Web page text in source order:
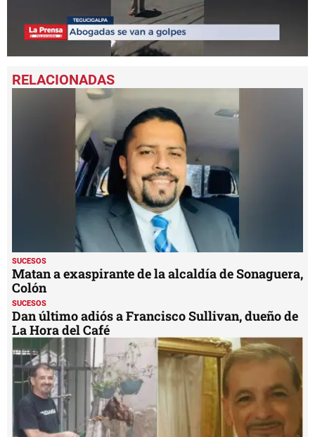
seconds
of
SUCESOS
Matan a exaspirante de la alcaldía de Sonaguera,
Colón
SUCESOS
Dan último adiós a Francisco Sullivan, dueño de
La Hora del Café